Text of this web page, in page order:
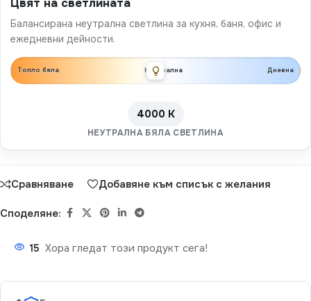
Цвят на светлината
Балансирана неутрална светлина за кухня, баня, офис и
ежедневни дейности.
Топло бяла Неутрална Дневна
4000 K
НЕУТРАЛНА БЯЛА СВЕТЛИНА
Сравняване Добавяне към списък с желания
Споделяне:
15 Хора гледат този продукт сега!